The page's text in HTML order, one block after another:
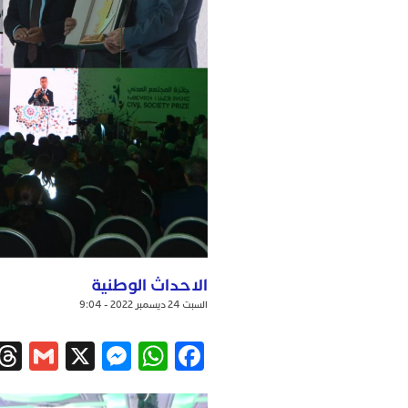
الاحداث الوطنية
السبت 24 ديسمبر 2022 - 9:04
Facebook
WhatsApp
X